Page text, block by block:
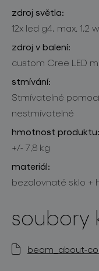
zdroj světla:
12x led g4, max. 1,2
zdroj v balení:
custom Cree LED
stmívání:
Stmívatelné pomocí
nestmívatelné
hmotnost produktu:
+/- 7,8 kg
materiál:
bezolovnaté sklo +
soubory
beam_about-